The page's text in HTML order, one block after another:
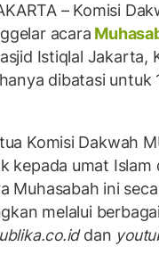
– Komisi
acara
Istiqlal Jakarta,
dibatasi untuk
Komisi Dakwah
kepada umat Islam
Muhasabah ini
melalui
dan